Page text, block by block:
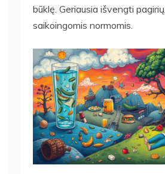
būklę. Geriausia išvengti
saikoingomis normomis.